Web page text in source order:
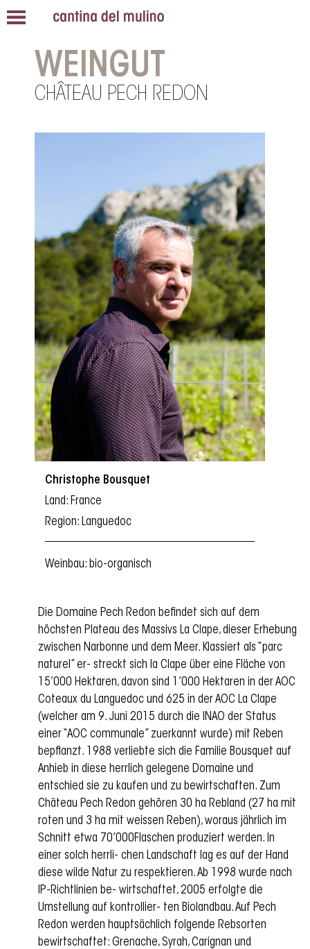
WEINGUT
CHÂTEAU PECH REDON
Christophe Bousquet
Land: France
Region: Languedoc
Weinbau: bio-organisch
Die Domaine Pech Redon befindet sich auf dem
höchsten Plateau des Massivs La Clape, dieser Erhebung
zwischen Narbonne und dem Meer. Klassiert als “parc
naturel” er- streckt sich la Clape über eine Fläche von
15’000 Hektaren, davon sind 1’000 Hektaren in der AOC
Coteaux du Languedoc und 625 in der AOC La Clape
(welcher am 9. Juni 2015 durch die INAO der Status
einer “AOC communale” zuerkannt wurde) mit Reben
bepflanzt. 1988 verliebte sich die Familie Bousquet auf
Anhieb in diese herrlich gelegene Domaine und
entschied sie zu kaufen und zu bewirtschaften. Zum
Château Pech Redon gehören 30 ha Rebland (27 ha mit
roten und 3 ha mit weissen Reben), woraus jährlich im
Schnitt etwa 70’000Flaschen produziert werden. In
einer solch herrli- chen Landschaft lag es auf der Hand
diese wilde Natur zu respektieren. Ab 1998 wurde nach
IP-Richtlinien be- wirtschaftet, 2005 erfolgte die
Umstellung auf kontrollier- ten Biolandbau. Auf Pech
Redon werden hauptsächlich folgende Rebsorten
bewirtschaftet: Grenache, Syrah, Carignan und